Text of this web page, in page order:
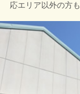
応エリア以外の方